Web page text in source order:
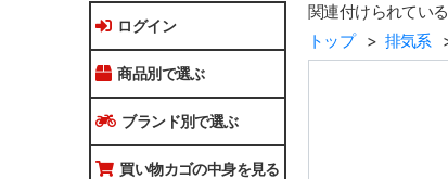
ログイン
商品別で選ぶ
ブランド別で選ぶ
買い物カゴの中身を見る
関連付けられてい
トップ
排気系